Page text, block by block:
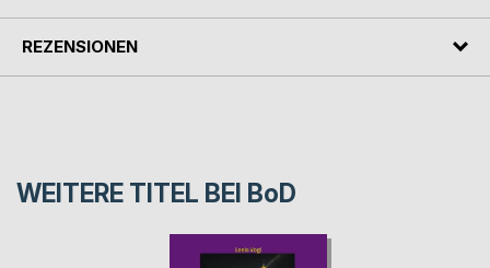
REZENSIONEN
WEITERE TITEL BEI BoD